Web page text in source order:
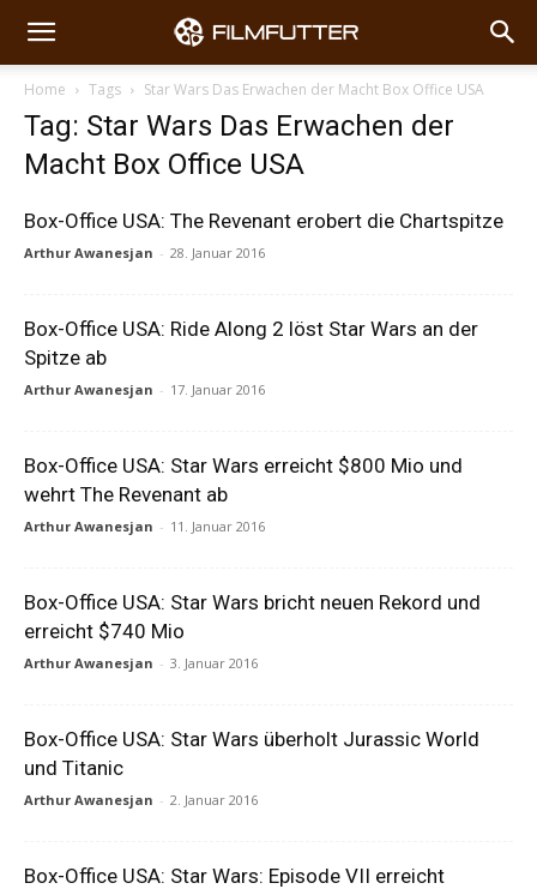
Home Tags Star Wars Das Erwachen der Macht Box Office USA
Tag: Star Wars Das Erwachen der
Macht Box Office USA
Box-Office USA: The Revenant erobert die Chartspitze
Arthur Awanesjan - 28. Januar 2016
Box-Office USA: Ride Along 2 löst Star Wars an der
Spitze ab
Arthur Awanesjan - 17. Januar 2016
Box-Office USA: Star Wars erreicht $800 Mio und
wehrt The Revenant ab
Arthur Awanesjan - 11. Januar 2016
Box-Office USA: Star Wars bricht neuen Rekord und
erreicht $740 Mio
Arthur Awanesjan - 3. Januar 2016
Box-Office USA: Star Wars überholt Jurassic World
und Titanic
Arthur Awanesjan - 2. Januar 2016
Box-Office USA: Star Wars: Episode VII erreicht